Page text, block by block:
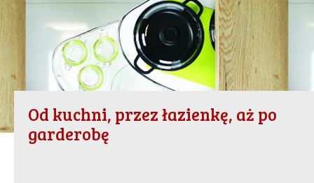
Od kuchni, przez łazienkę, aż po
garderobę